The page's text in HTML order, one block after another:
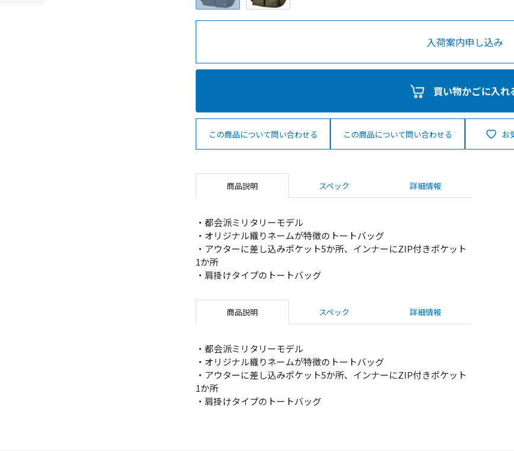
入荷案内申し込み
買い物かごに入れ
この商品について問い合わせる この商品について問い合わせる お
商品説明 スペック 詳細情報
・都会派ミリタリーモデル
・オリジナル織りネームが特徴のトートバッグ
・アウターに差し込みポケット5か所、インナーにZIP付きポケット
1か所
・肩掛けタイプのトートバッグ
商品説明 スペック 詳細情報
・都会派ミリタリーモデル
・オリジナル織りネームが特徴のトートバッグ
・アウターに差し込みポケット5か所、インナーにZIP付きポケット
1か所
・肩掛けタイプのトートバッグ